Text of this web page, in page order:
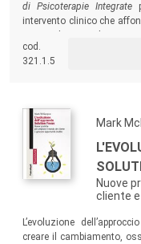
di Psicoterapie Integrate
intervento clinico che
comportamentali, nonché
cod.
321.1.5
Mark
Nuove
cliente
L’evoluzione
creare il cambiamento,